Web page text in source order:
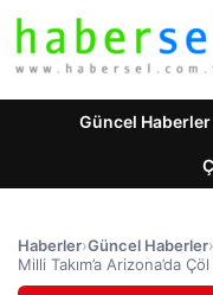
Güncel Haberler
Haberler›Güncel Haberler›
Milli Takım’a Arizona’da